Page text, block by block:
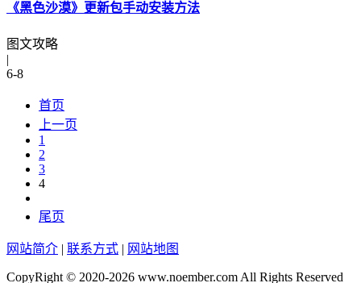
《黑色沙漠》更新包手动安装方法
图文攻略
|
6-8
首页
上一页
1
2
3
4
尾页
网站简介 | 联系方式 | 网站地图
CopyRight © 2020-2026 www.noember.com All Rights Reserved